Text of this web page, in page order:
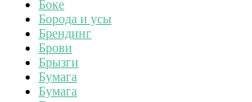
Боке
Борода и усы
Брендинг
Брови
Брызги
Бумага
Бумага